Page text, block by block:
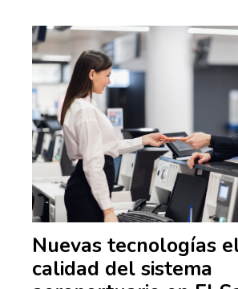
Nuevas tecnologías
calidad del sistema